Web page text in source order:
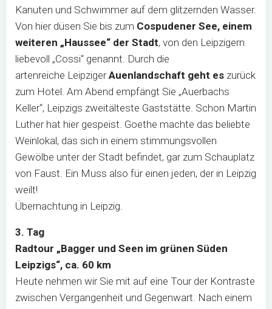
Kanuten und Schwimmer auf dem glitzernden Wasser.
Von hier düsen Sie bis zum Cospudener See, einem
weiteren „Haussee“ der Stadt, von den Leipzigern
liebevoll „Cossi“ genannt. Durch die
artenreiche LeipzigerAuenlandschaft geht es zurück
zum Hotel. Am Abend empfängt Sie „Auerbachs
Keller“, Leipzigs zweitälteste Gaststätte. Schon Martin
Luther hat hier gespeist. Goethe machte das beliebte
Weinlokal, das sich in einem stimmungsvollen
Gewölbe unter der Stadt befindet, gar zum Schauplatz
von Faust. Ein Muss also für einen jeden, der in Leipzig
weilt!
Übernachtung in Leipzig.
3. Tag
Radtour „Bagger und Seen im grünen Süden
Leipzigs“, ca. 60 km
Heute nehmen wir Sie mit auf eine Tour der Kontraste
zwischen Vergangenheit und Gegenwart. Nach einem